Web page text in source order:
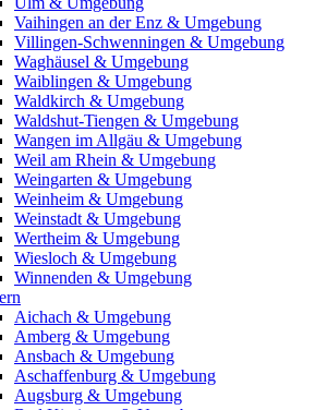
Vaihingen an der Enz & Umgebung
Villingen-Schwenningen & Umgebung
Waghäusel & Umgebung
Waiblingen & Umgebung
Waldkirch & Umgebung
Waldshut-Tiengen & Umgebung
Wangen im Allgäu & Umgebung
Weil am Rhein & Umgebung
Weingarten & Umgebung
Weinheim & Umgebung
Weinstadt & Umgebung
Wertheim & Umgebung
Wiesloch & Umgebung
Winnenden & Umgebung
Aichach & Umgebung
Amberg & Umgebung
Ansbach & Umgebung
Aschaffenburg & Umgebung
Augsburg & Umgebung